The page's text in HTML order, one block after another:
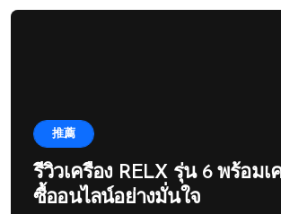
推薦
รีวิวเครื่อง RELX รุ่น 6 พร้อมเ
ซื้ออนไลน์อย่างมั่นใจ